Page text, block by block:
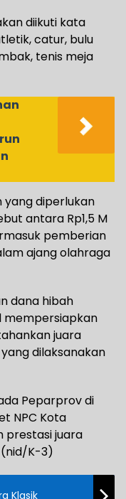
diikuti kata
catur, bulu
tenis meja
diperlukan
antara Rp1,5 M
pemberian
ajang olahraga
dana hibah
mempersiapkan
juara
dilaksanakan
Peparprov di
NPC Kota
prestasi juara
(nid/K-3)
Klasik